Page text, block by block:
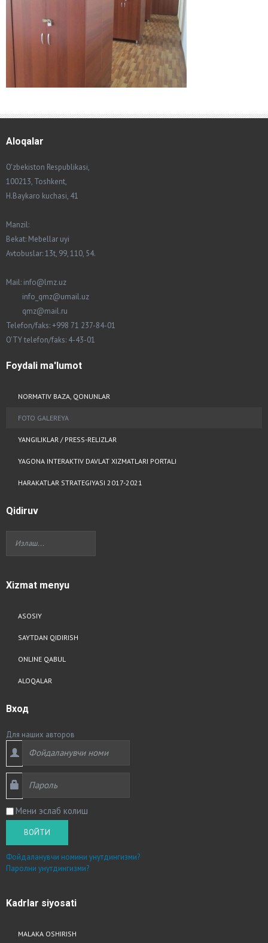
Aloqalar
O'zbekiston Respublikasi,
100213, Toshkent,
H.Baykaro kuchasi, 41
Manzil:
Bekat: Mebellar uyi
Avtobuslar: 13t, 99, 110, 54.
Mail: info@lmz.uz
info_qmz@umail.uz
qmz@mail.ru
Telefon/faks: +998 71 237-84-01
O'TY telefon/faks: 4-43-01
Foydali ma'lumot
NORMATIV BAZA, QONUNLAR
FOTO GALEREYA
YANGILIKLAR / PRESS-RELIZLAR
YAGONA INTERAKTIV DAVLAT XIZMATLARI PORTALI
HARAKATLAR STRATEGIYASI 2017-2021
Qidiruv
Xizmat menyu
ASOSIY
SAYTDAN QIDIRISH
ONLINE QABUL
ALOQALAR
Вход
Для наших авторов
Мени эслаб колиш
ВОЙТИ
Фойдаланувчи номини унутдингизми?
Паролни унутдингизми?
Kadrlar siyosati
MALAKA OSHIRISH